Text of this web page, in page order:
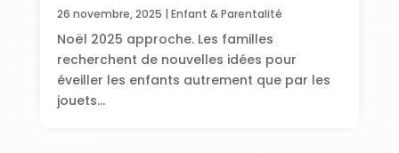
26 novembre, 2025 | Enfant & Parentalité
Noël 2025 approche. Les familles
recherchent de nouvelles idées pour
éveiller les enfants autrement que par les
jouets...